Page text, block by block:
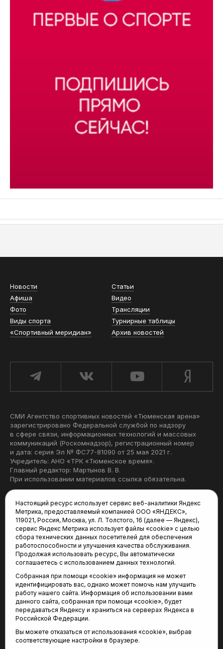
Новости
Статьи
Афиша
Видео
Фото
Трансляции
Виды спорта
Турнирные таблицы
«Спортивный меридиан»
Архив новостей
СМИ Агентство спортивных новостей «Тюменская арена»
зарегистрировано Федеральной службой по надзору
в сфере связи, информационных технологий и массовых
коммуникаций (Роскомнадзор), регистрационный номер
и дата: серия Эл № ФС77-81090 от 25 мая 2021 г.
Учредитель: АНО «ТРК «Тюменское время».
Главный редактор: Мартынов В. В.
При использовании материалов ссылка обязательна.
Редакция:
625035, Тюмень, пр. Геологоразведчиков, 28А
(3452) 68-22-28
tum-arena@mail.ru
Отдел продаж:
(3452) 68-89-78
kotovaev@sibinformburo.ru
Настоящий ресурс использует сервис веб-аналитики Яндекс
Метрика, предоставляемый компанией ООО «ЯНДЕКС»,
119021, Россия, Москва, ул. Л. Толстого, 16 (далее — Яндекс),
сервис Яндекс Метрика использует файлы «cookie» с целью
сбора технических данных посетителей для обеспечения
работоспособности и улучшения качества обслуживания.
Продолжая использовать ресурс, Вы автоматически
соглашаетесь с использованием данных технологий.
Собранная при помощи «cookie» информация не может
идентифицировать вас, однако может помочь нам улучшить
работу нашего сайта. Информация об использовании вами
данного сайта, собранная при помощи «cookie», будет
передаваться Яндексу и храниться на серверах Яндекса в
Российской Федерации.
Вы можете отказаться от использования «cookie», выбрав
соответствующие настройки в браузере.